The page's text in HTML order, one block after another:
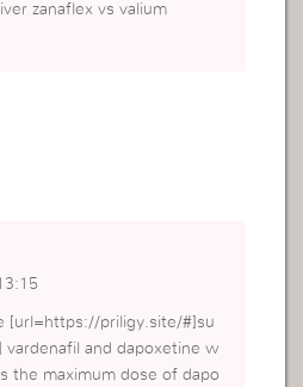
zanaflex vs valium
[url=https://priligy.site/#]su
vardenafil and dapoxetine w
the maximum dose of dapo